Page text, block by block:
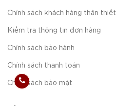
Chính sách khách hàng thân thiết
Kiểm tra thông tin đơn hàng
Chính sách bảo hành
Chính sách thanh toán
Chính sách bảo mật